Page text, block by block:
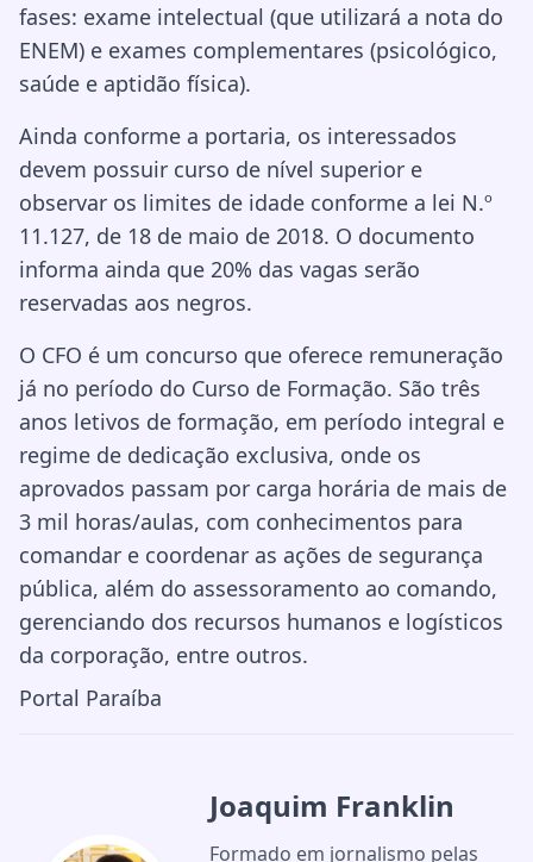
fases: exame intelectual (que utilizará a nota do
ENEM) e exames complementares (psicológico,
saúde e aptidão física).
Ainda conforme a portaria, os interessados
devem possuir curso de nível superior e
observar os limites de idade conforme a lei N.º
11.127, de 18 de maio de 2018. O documento
informa ainda que 20% das vagas serão
reservadas aos negros.
O CFO é um concurso que oferece remuneração
já no período do Curso de Formação. São três
anos letivos de formação, em período integral e
regime de dedicação exclusiva, onde os
aprovados passam por carga horária de mais de
3 mil horas/aulas, com conhecimentos para
comandar e coordenar as ações de segurança
pública, além do assessoramento ao comando,
gerenciando dos recursos humanos e logísticos
da corporação, entre outros.
Portal Paraíba
Joaquim Franklin
Formado em jornalismo pelas